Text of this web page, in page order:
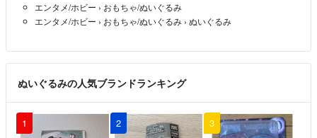
エンタメ/ホビー › おもちゃ/ぬいぐるみ
エンタメ/ホビー › おもちゃ/ぬいぐるみ › ぬいぐるみ
ぬいぐるみの人気ブランドランキング
1 2 3